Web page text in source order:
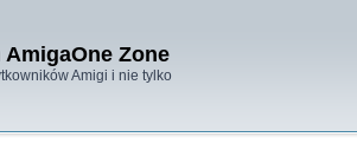
AmigaOne Zone
Amigi i nie tylko